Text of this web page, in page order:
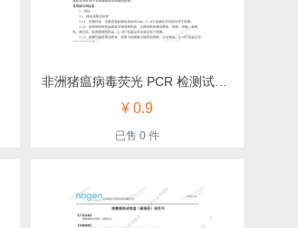
非洲猪瘟病毒荧光 PCR 检测试剂盒说明（立见）
¥ 0.9
已售 0 件